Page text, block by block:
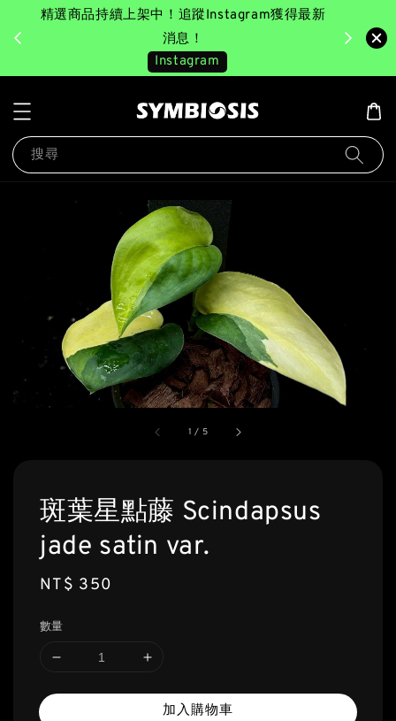
精選商品持續上架中！追蹤Instagram獲得最新
消息！
Instagram
搜尋
1 / 5
斑葉星點藤 Scindapsus
jade satin var.
Regular
NT$ 350
數量
加入購物車